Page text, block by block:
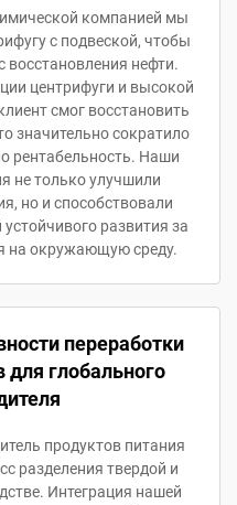
компанией мы
с подвеской, чтобы
восстановления нефти.
центрифуги и высокой
смог восстановить
значительно сократило
рентабельность. Наши
не только улучшили
но и способствовали
развития за
на окружающую среду.
переработки
глобального
продуктов питания
разделения твердой и
Интеграция нашей